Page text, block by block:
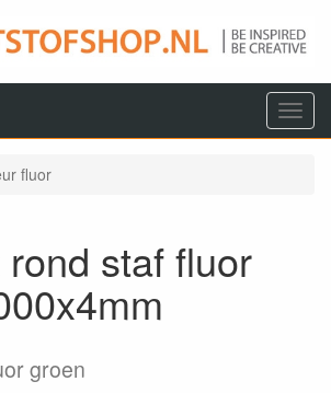
Menu
fluor
staf fluor
groen